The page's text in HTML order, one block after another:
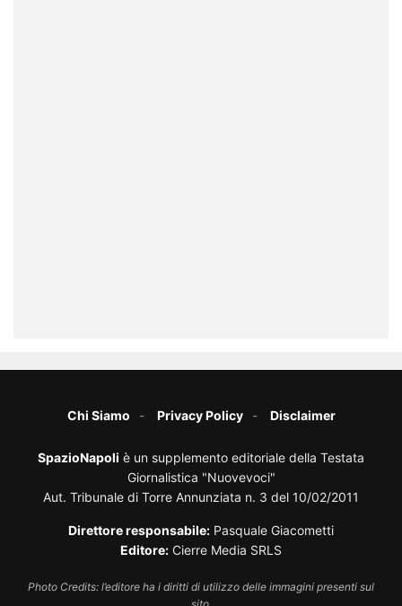
Chi Siamo Privacy Policy Disclaimer
SpazioNapoli è un supplemento editoriale della Testata
Giornalistica "Nuovevoci"
Aut. Tribunale di Torre Annunziata n. 3 del 10/02/2011
Direttore responsabile: Pasquale Giacometti
Editore: Cierre Media SRLS
Photo Credits: l’editore ha i diritti di utilizzo delle immagini presenti sul